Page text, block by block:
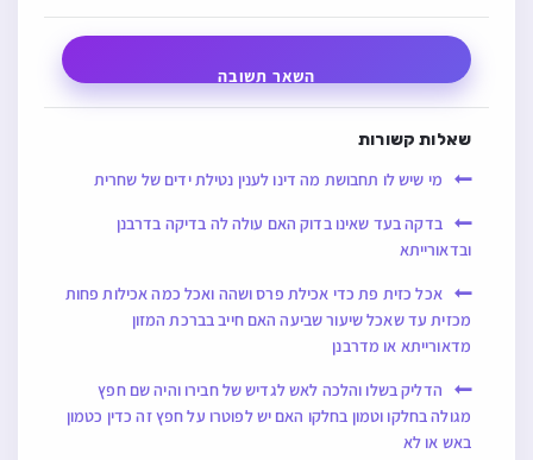
השאר תשובה
שאלות קשורות
מי שיש לו תחבושת מה דינו לענין נטילת ידים של שחרית
בדקה בעד שאינו בדוק האם עולה לה בדיקה בדרבנן
ובדאורייתא
אכל כזית פת כדי אכילת פרס ושהה ואכל כמה אכילות פחות
מכזית עד שאכל שיעור שביעה האם חייב בברכת המזון
מדאורייתא או מדרבנן
הדליק בשלו והלכה לאש לגדיש של חבירו והיה שם חפץ
מגולה בחלקו וטמון בחלקו האם יש לפוטרו על חפץ זה כדין כטמון
באש או לא